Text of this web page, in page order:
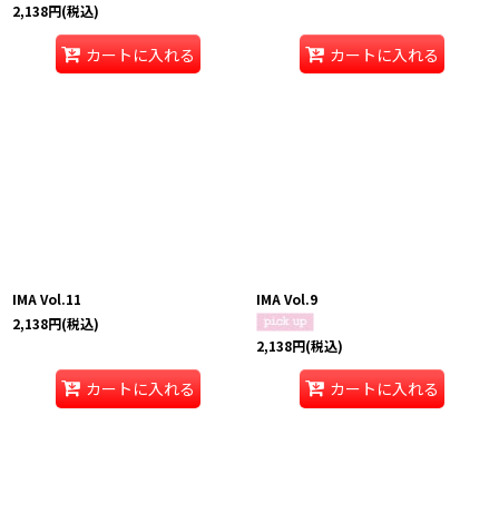
2,138円(税込)
カートに入れる カートに入れる
IMA Vol.11
2,138円(税込)
カートに入れる
IMA Vol.9
2,138円(税込)
カートに入れる